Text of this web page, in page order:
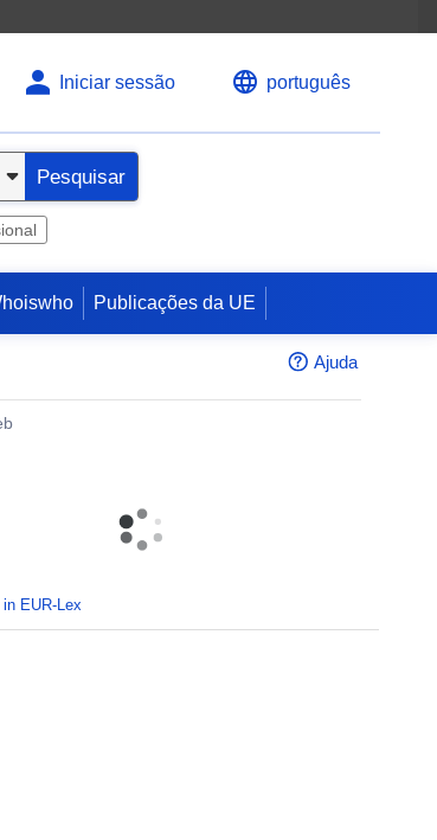
Iniciar sessão português
Pesquisar
Publicações da UE
Ajuda
EUR-Lex